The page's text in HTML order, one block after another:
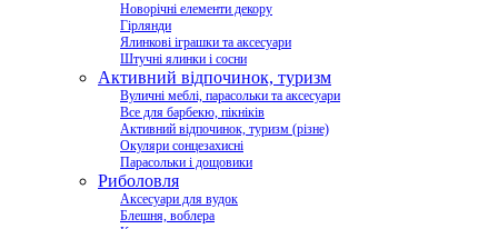
Новорічні елементи декору
Гірлянди
Ялинкові іграшки та аксесуари
Штучні ялинки і сосни
Активний відпочинок, туризм
Вуличні меблі, парасольки та аксесуари
Все для барбекю, пікніків
Активний відпочинок, туризм (різне)
Окуляри сонцезахисні
Парасольки і дощовики
Риболовля
Аксесуари для вудок
Блешня, воблера